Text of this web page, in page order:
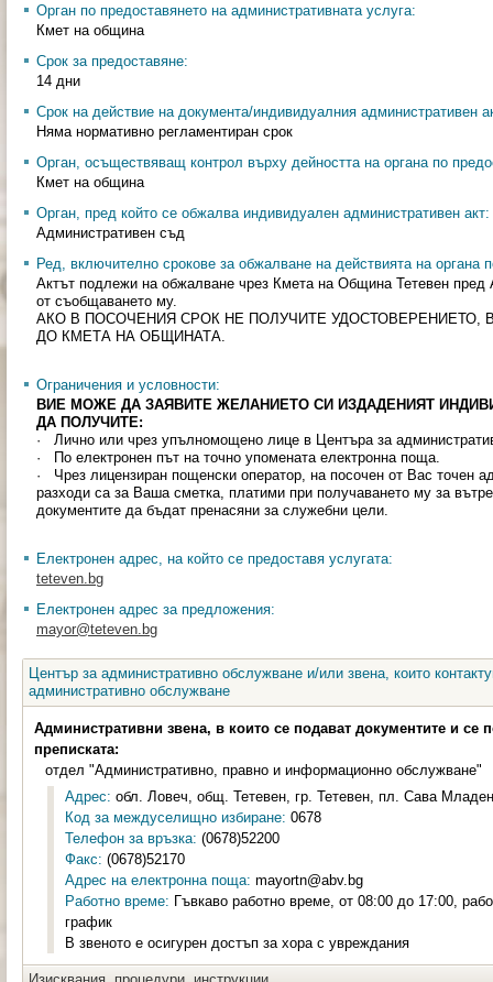
Орган по предоставянето на административната услуга:
Кмет на община
Срок за предоставяне:
14 дни
Срок на действие на документа/индивидуалния административен
Няма нормативно регламентиран срок
Орган, осъществяващ контрол върху дейността на органа по
Кмет на община
Орган, пред който се обжалва индивидуален административен акт:
Административен съд
Ред, включително срокове за обжалване на действията на органа
Актът подлежи на обжалване чрез Кмета на Община Тетевен пред
от съобщаването му.
АКО В ПОСОЧЕНИЯ СРОК НЕ ПОЛУЧИТЕ УДОСТОВЕРЕНИЕТО,
ДО КМЕТА НА ОБЩИНАТА.
Ограничения и условности:
ВИЕ МОЖЕ ДА ЗАЯВИТЕ ЖЕЛАНИЕТО СИ ИЗДАДЕНИЯТ
ДА ПОЛУЧИТЕ:
· Лично или чрез упълномощено лице в Центъра за
· По електронен път на точно упомената електронна поща.
· Чрез лицензиран пощенски оператор, на посочен от Вас точен
разходи са за Ваша сметка, платими при получаването му за
документите да бъдат пренасяни за служебни цели.
Електронен адрес, на който се предоставя услугата:
teteven.bg
Електронен адрес за предложения:
mayor@teteven.bg
Център за административно обслужване и/или звена, които
административно обслужване
Административни звена, в които се подават документите и се
преписката:
отдел "Административно, правно и информационно обслужване"
Адрес: обл. Ловеч, общ. Тетевен, гр. Тетевен, пл. Сава
Код за междуселищно избиране: 0678
Телефон за връзка: (0678)52200
Факс: (0678)52170
Адрес на електронна поща: mayortn@abv.bg
Работно време: Гъвкаво работно време, от 08:00 до 17:00,
график
В звеното е осигурен достъп за хора с увреждания